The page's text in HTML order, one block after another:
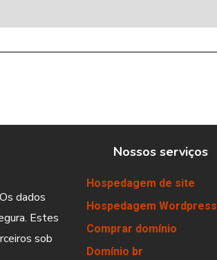
dados
Estes
sob
Nossos serviços
Hospedagem de site
Hospedagem Wordpress
Comprar domínio
Domínio br